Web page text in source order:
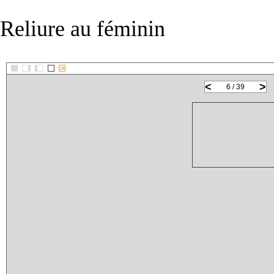
Reliure au féminin
::>
< >
6 / 39